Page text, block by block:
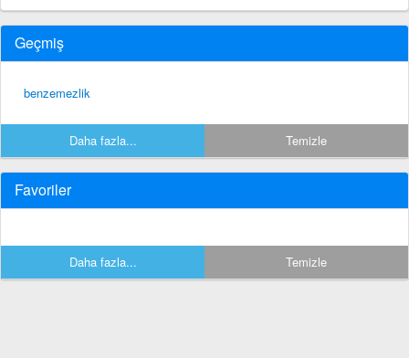
Geçmiş
benzemezlik
Daha fazla... Temizle
Favoriler
Daha fazla... Temizle